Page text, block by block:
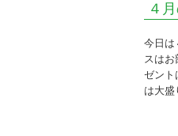
４
今日は
スはお
ゼント
は大盛